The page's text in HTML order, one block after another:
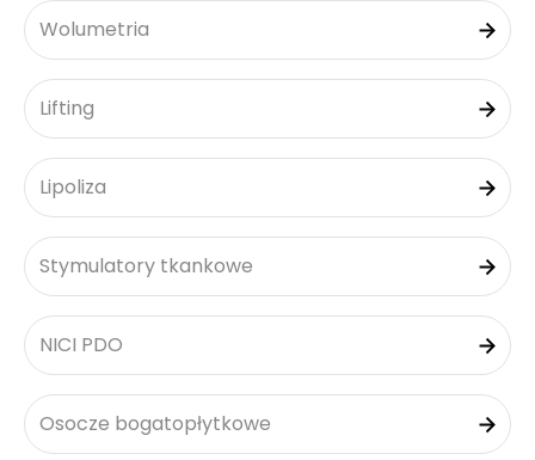
Wolumetria
Lifting
Lipoliza
Stymulatory tkankowe
NICI PDO
Osocze bogatopłytkowe